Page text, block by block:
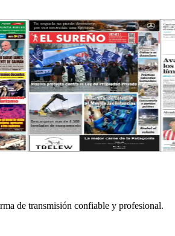
de transmisión confiable y profesional.